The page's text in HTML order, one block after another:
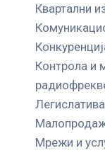
Квартални
Контрола и
Легислатива
Мрежи и